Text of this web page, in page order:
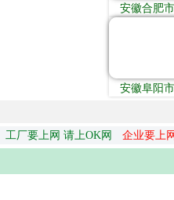
安徽合肥市
安徽阜阳市
工厂要上网 请上OK网
企业要上